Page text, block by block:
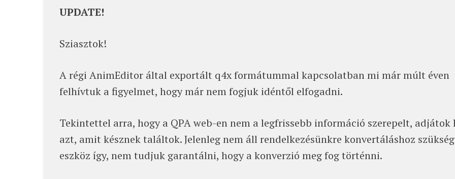
UPDATE!
Sziasztok!
A régi AnimEditor által exportált q4x formátummal kapcsolatban mi már múlt éven
felhívtuk a figyelmet, hogy már nem fogjuk idéntől elfogadni.
Tekintettel arra, hogy a QPA web-en nem a legfrissebb információ szerepelt, adjátok
azt, amit késznek találtok. Jelenleg nem áll rendelkezésünkre konvertáláshoz
eszköz így, nem tudjuk garantálni, hogy a konverzió meg fog történni.